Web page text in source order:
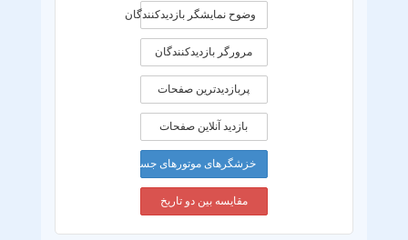
وضوح نمایشگر بازدیدکنندگان
مرورگر بازدیدکنندگان
پربازدیدترین صفحات
بازدید آنلاین صفحات
خزشگرهای موتورهای جستجو
مقایسه بین دو تاریخ